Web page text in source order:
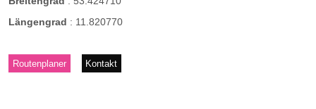
Längengrad : 11.820770
Routenplaner Kontakt